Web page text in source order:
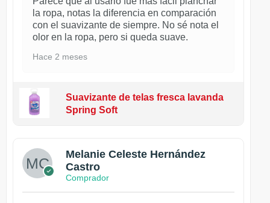
la ropa, notas la diferencia en comparación
con el suavizante de siempre. No sé nota el
olor en la ropa, pero si queda suave.
Hace 2 meses
Suavizante de telas fresca lavanda
Spring Soft
Melanie Celeste Hernández
Castro
Comprador